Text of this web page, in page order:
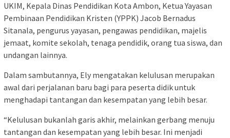
UKIM, Kepala Dinas Pendidikan Kota Ambon, Ketua Yayasan
Pembinaan Pendidikan Kristen (YPPK) Jacob Bernadus
Sitanala, pengurus yayasan, pengawas pendidikan, majelis
jemaat, komite sekolah, tenaga pendidik, orang tua siswa, dan
undangan lainnya.
Dalam sambutannya, Ely mengatakan kelulusan merupakan
awal dari perjalanan baru bagi para peserta didik untuk
menghadapi tantangan dan kesempatan yang lebih besar.
“Kelulusan bukanlah garis akhir, melainkan gerbang menuju
tantangan dan kesempatan yang lebih besar. Ini menjadi